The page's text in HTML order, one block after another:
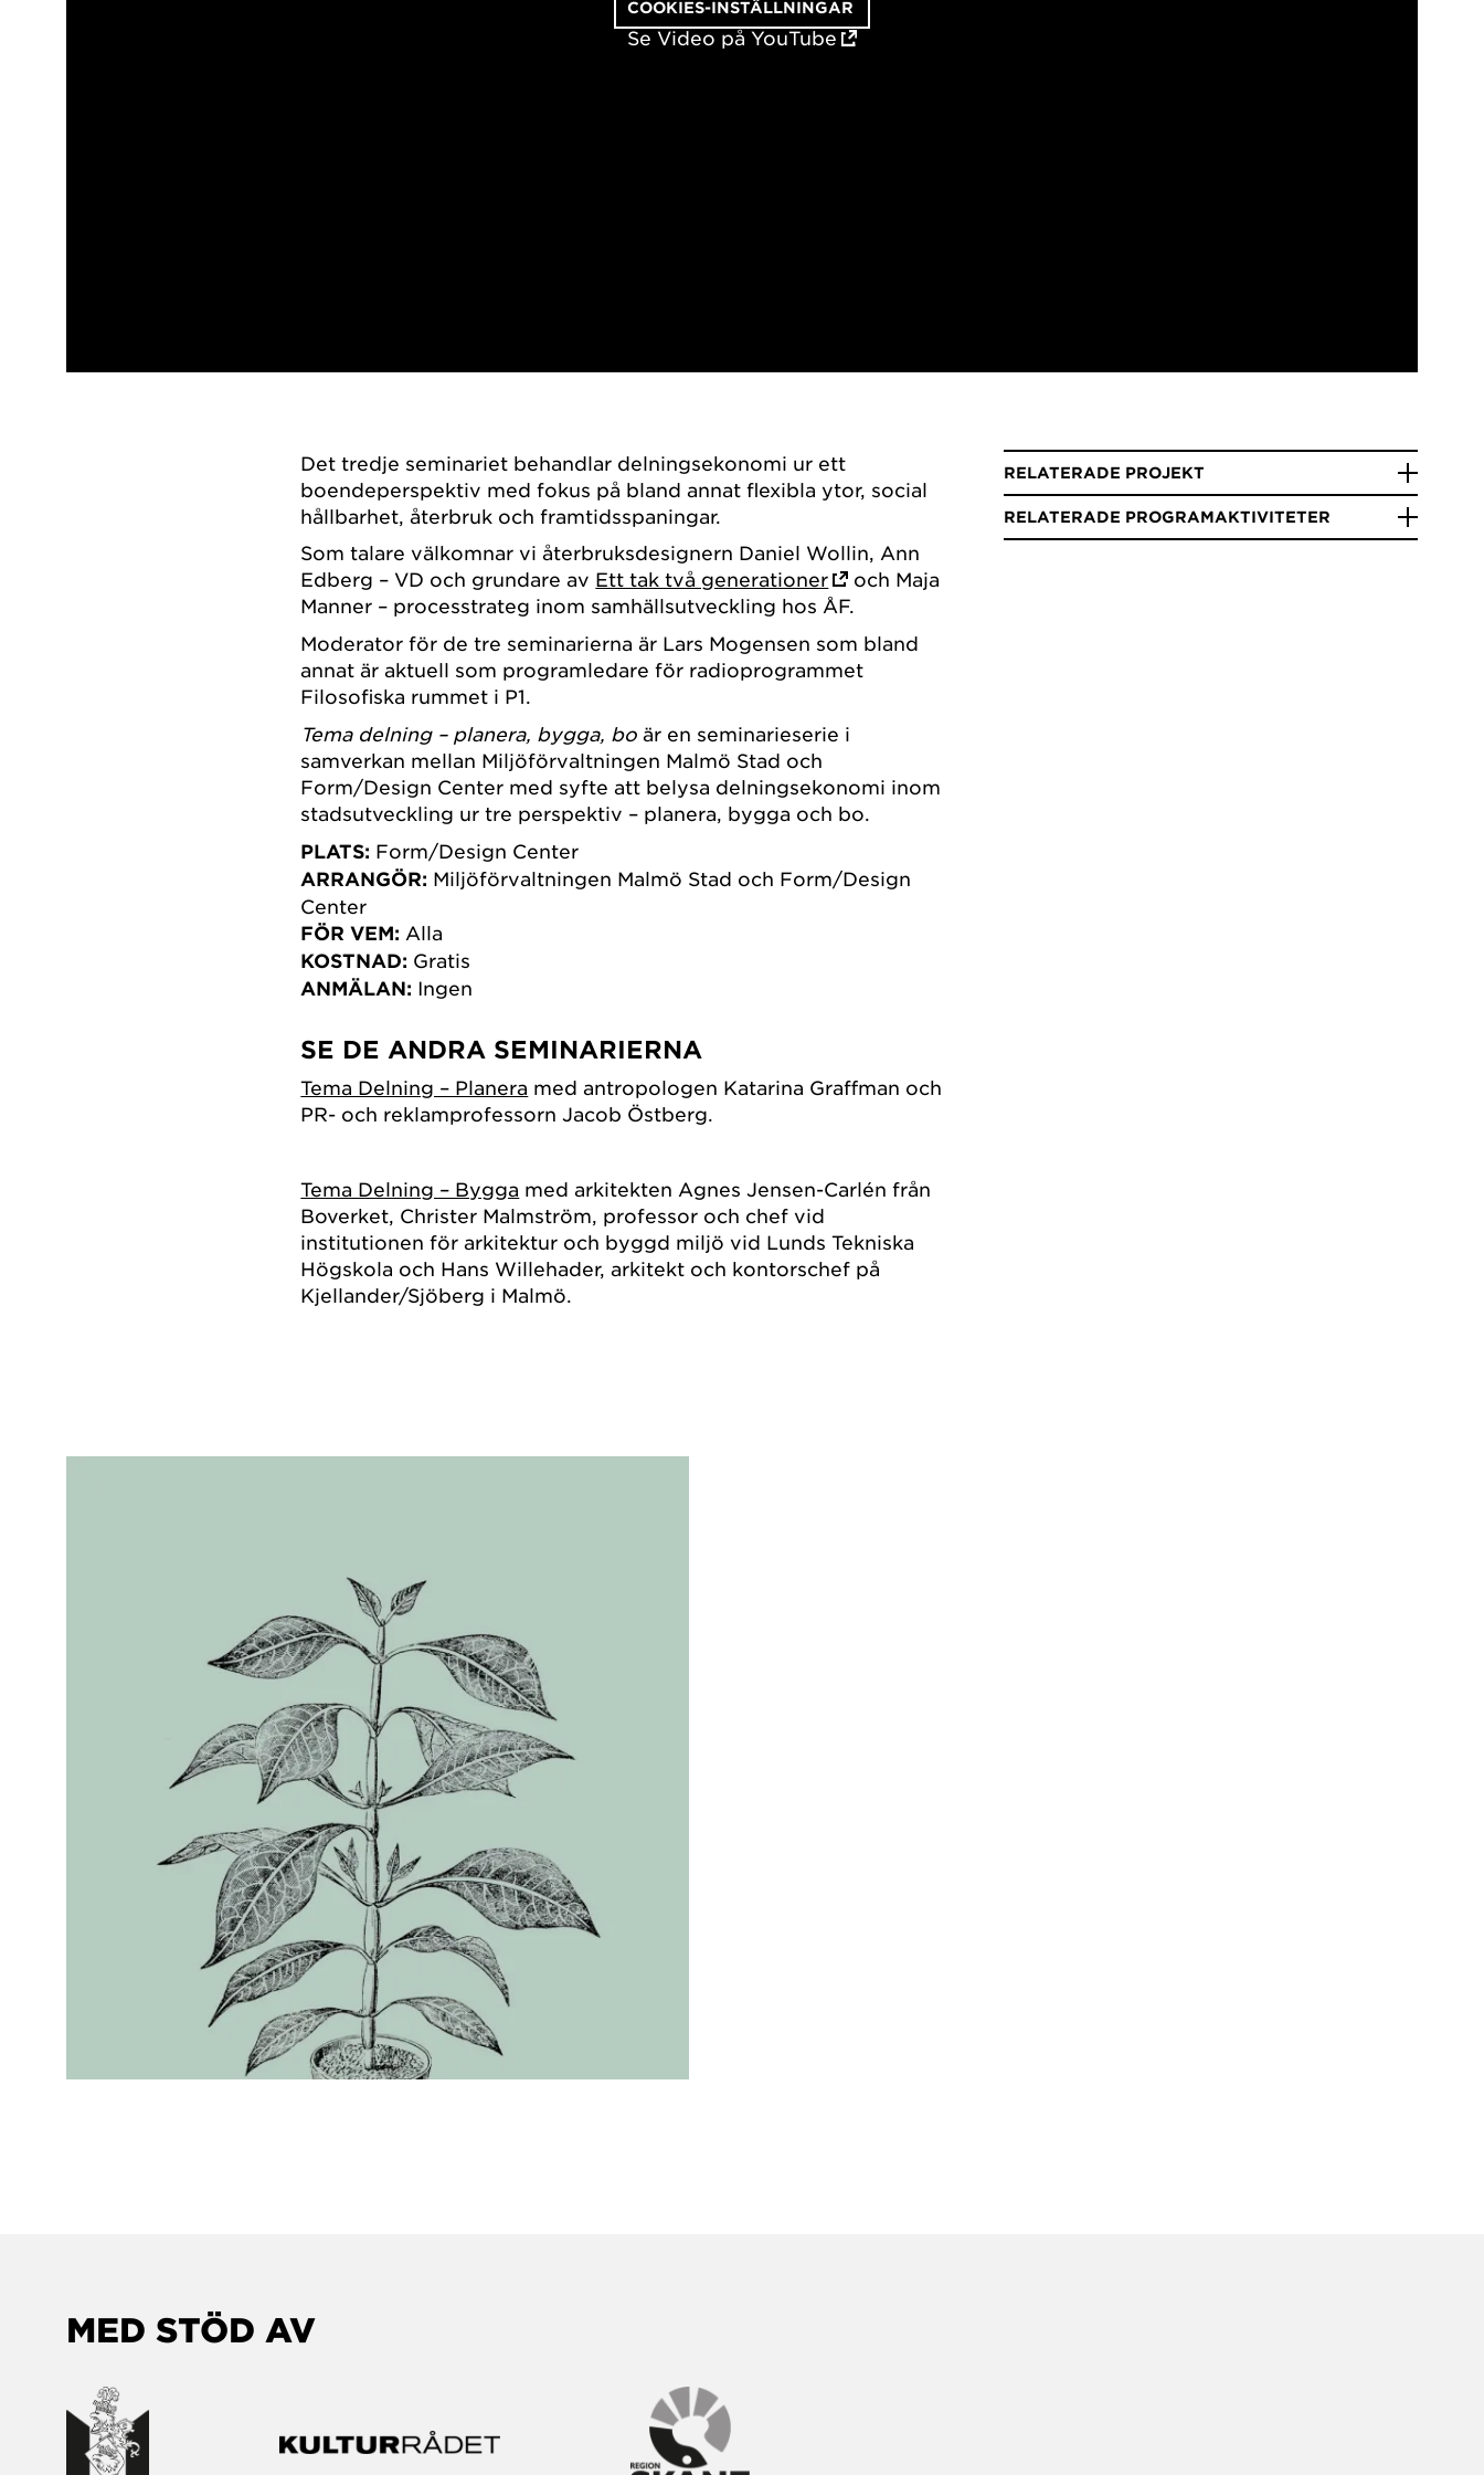
COOKIES-INSTÄLLNINGAR
Se Video på YouTube
Det tredje seminariet behandlar delningsekonomi ur ett
boendeperspektiv med fokus på bland annat flexibla ytor, social
hållbarhet, återbruk och framtidsspaningar.
Som talare välkomnar vi återbruksdesignern Daniel Wollin, Ann
Edberg – VD och grundare av Ett tak två generationer
och Maja
Manner – processtrateg inom samhällsutveckling hos ÅF.
Moderator för de tre seminarierna är Lars Mogensen som bland
annat är aktuell som programledare för radioprogrammet
Filosofiska rummet i P1.
Tema delning – planera, bygga, bo är en seminarieserie i
samverkan mellan Miljöförvaltningen Malmö Stad och
Form/Design Center med syfte att belysa delningsekonomi inom
stadsutveckling ur tre perspektiv – planera, bygga och bo.
PLATS: Form/Design Center
ARRANGÖR: Miljöförvaltningen Malmö Stad och Form/Design
Center
FÖR VEM: Alla
KOSTNAD: Gratis
ANMÄLAN: Ingen
SE DE ANDRA SEMINARIERNA
Tema Delning – Planera med antropologen Katarina Graffman och
PR- och reklamprofessorn Jacob Östberg.
Tema Delning – Bygga med arkitekten Agnes Jensen-Carlén från
Boverket, Christer Malmström, professor och chef vid
institutionen för arkitektur och byggd miljö vid Lunds Tekniska
Högskola och Hans Willehader, arkitekt och kontorschef på
Kjellander/Sjöberg i Malmö.
RELATERADE PROJEKT
RELATERADE PROGRAMAKTIVITETER
MED STÖD AV